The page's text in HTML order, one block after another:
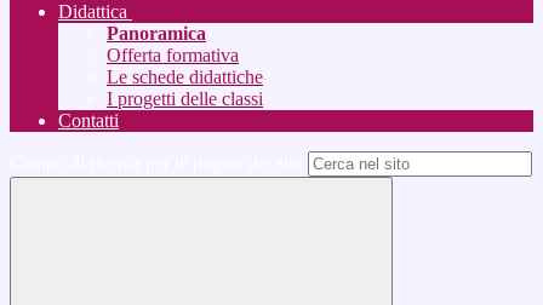
Didattica
Panoramica
Offerta formativa
Le schede didattiche
I progetti delle classi
Contatti